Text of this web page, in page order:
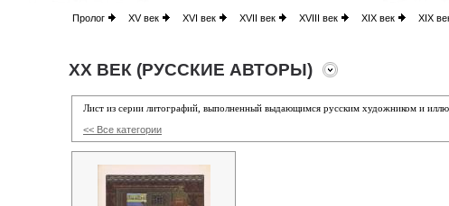
Пролог XV век XVI век XVII век XVIII век XIX век XIX
XX ВЕК (РУССКИЕ АВТОРЫ)
Лист из серии литографий, выполненный выдающимся русским художником и
<< Все категории